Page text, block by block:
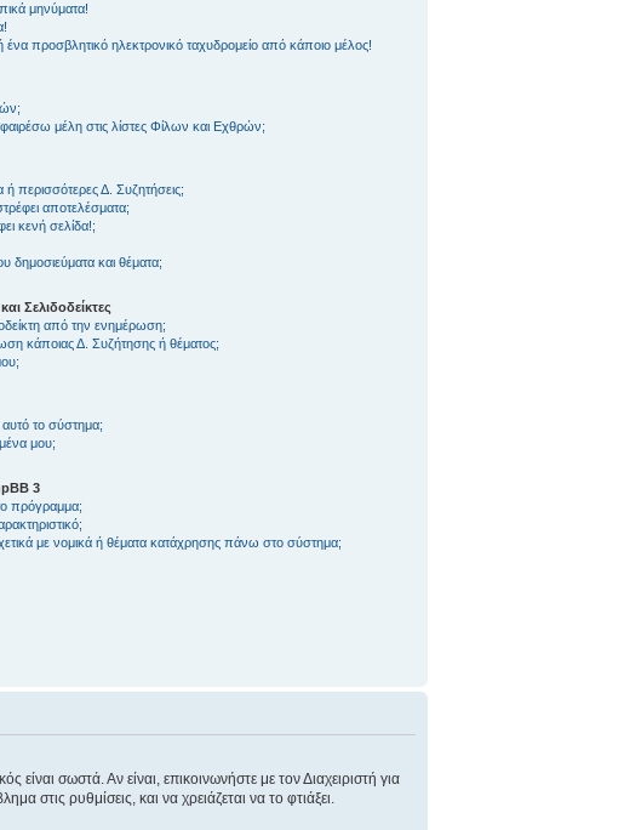
μηνύματα!
προσβλητικό ηλεκτρονικό ταχυδρομείο από κάποιο μέλος!
μέλη στις λίστες Φίλων και Εχθρών;
περισσότερες Δ. Συζητήσεις;
αποτελέσματα;
κενή σελίδα!;
και θέματα;
Σελιδοδείκτες
από την ενημέρωση;
κάποιας Δ. Συζήτησης ή θέματος;
το σύστημα;
μου;
3
πρόγραμμα;
με νομικά ή θέματα κατάχρησης πάνω στο σύστημα;
σωστά. Αν είναι, επικοινωνήστε με τον Διαχειριστή για
στις ρυθμίσεις, και να χρειάζεται να το φτιάξει.